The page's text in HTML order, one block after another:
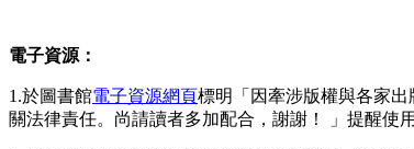
電子資源：
1.於圖書館電子資源網頁標明「因牽涉版權與各家
關法律責任。尚請讀者多加配合，謝謝！ 」提醒使用